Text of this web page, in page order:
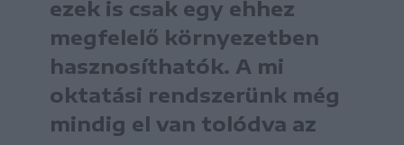
ezek is csak egy ehhez
megfelelő környezetben
hasznosíthatók. A mi
oktatási rendszerünk még
mindig el van tolódva az